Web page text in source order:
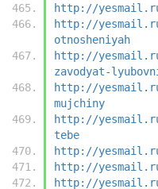
http://yesmail.ru/
http://
otnosheniyah
http://
zavodyat-
http://
mujchiny
http://
tebe
http://
http://
http://